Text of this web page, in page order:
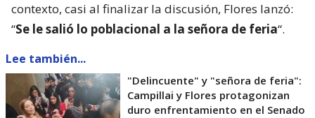
contexto, casi al finalizar la discusión, Flores lanzó:
“Se le salió lo poblacional a la señora de feria“.
Lee también...
"Delincuente" y "señora de feria":
Campillai y Flores protagonizan
duro enfrentamiento en el Senado